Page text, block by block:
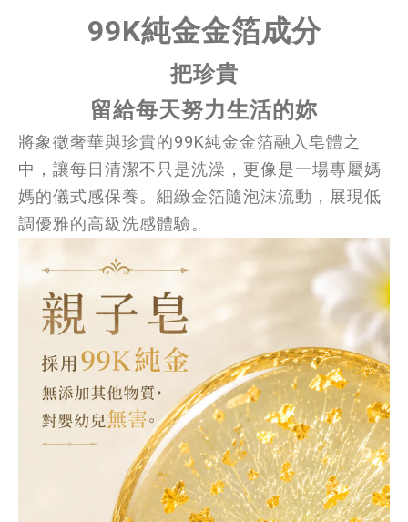
99K純金金箔成分
把珍貴
留給每天努力生活的妳
將象徵奢華與珍貴的99K純金金箔融入皂體之
中，讓每日清潔不只是洗澡，更像是一場專屬媽
媽的儀式感保養。細緻金箔隨泡沫流動，展現低
調優雅的高級洗感體驗。